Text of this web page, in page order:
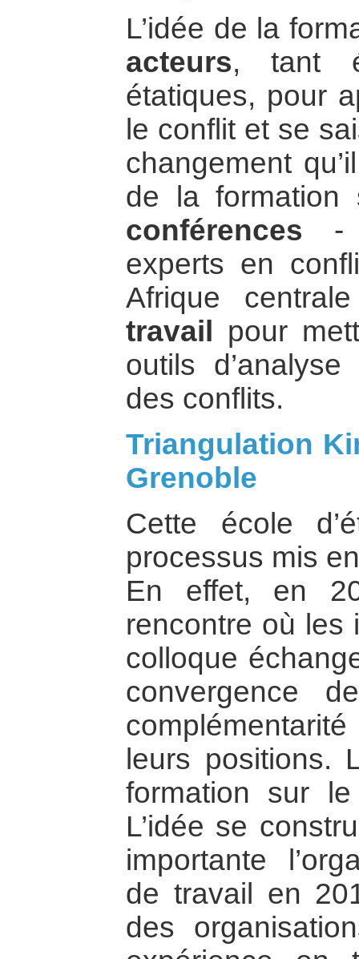
L’idée de la
acteurs, tant
étatiques, pour
le conflit et se
changement
de la formation
conférences -
experts en
Afrique
travail
pour
outils
des conflits.
Triangulation
Grenoble
Cette école
processus mis
En effet, en
rencontre où les
colloque
convergence
leurs positions.
formation sur
L’idée se
importante
de travail en
des